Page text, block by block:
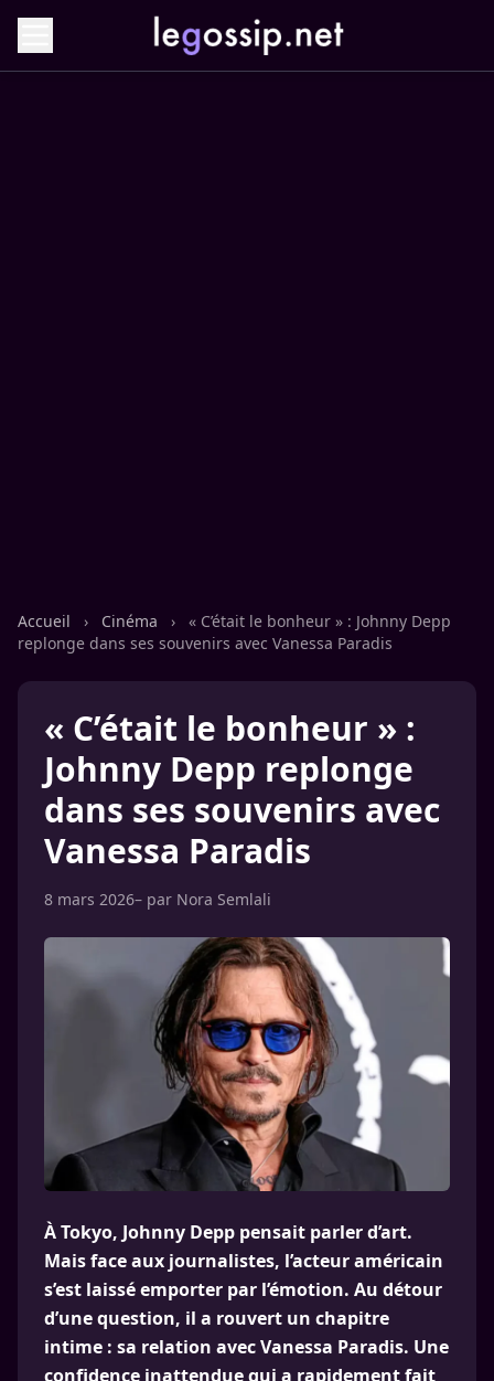
Accueil › Cinéma ›
« C’était le bonheur » : Johnny Depp
replonge dans ses souvenirs avec Vanessa Paradis
« C’était le bonheur » :
Johnny Depp replonge
dans ses souvenirs avec
Vanessa Paradis
8 mars 2026– par Nora Semlali
À Tokyo, Johnny Depp pensait parler d’art.
Mais face aux journalistes, l’acteur américain
s’est laissé emporter par l’émotion. Au détour
d’une question, il a rouvert un chapitre
intime : sa relation avec Vanessa Paradis. Une
confidence inattendue qui a rapidement fait